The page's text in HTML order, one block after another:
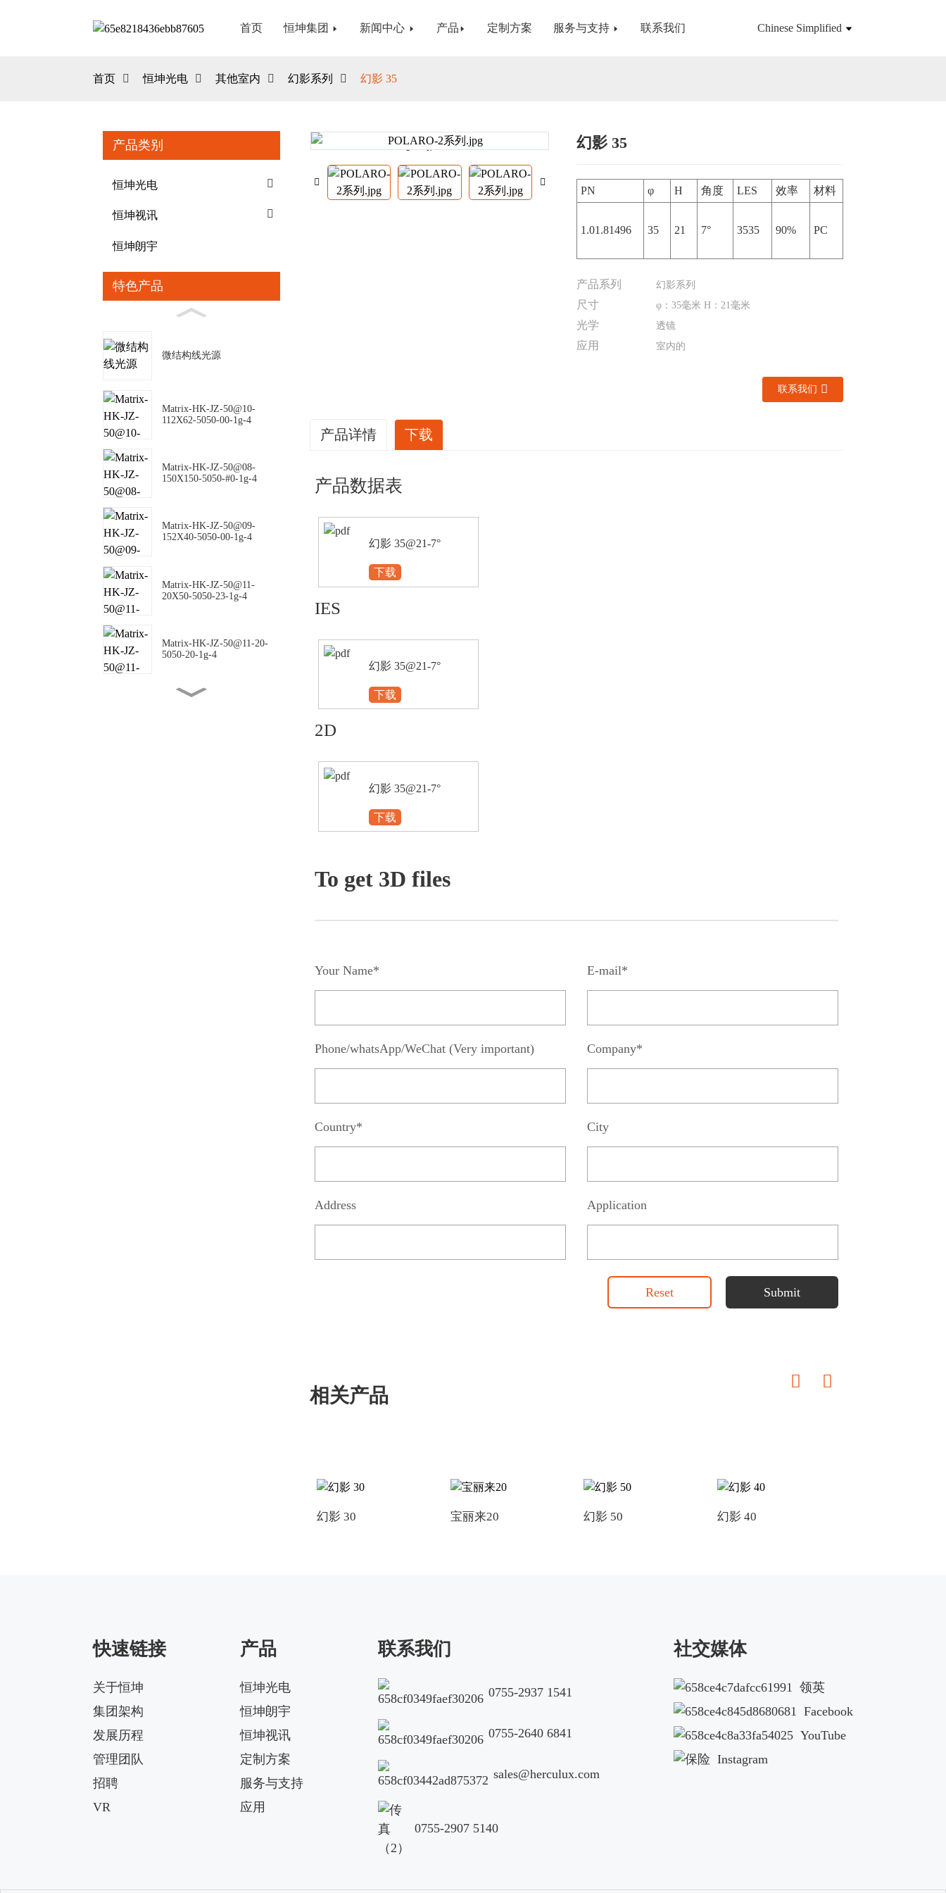
首页 恒坤集团 新闻中心 产品 定制方案 服务与支持 联系我们 Chinese Simplified
首页 恒坤光电 其他室内 幻影系列 幻影 35
产品类别
恒坤光电
恒坤视讯
恒坤朗宇
特色产品
微结构线光源
Matrix-HK-JZ-50@10-
112X62-5050-00-1g-4
Matrix-HK-JZ-50@08-
150X150-5050-#0-1g-4
Matrix-HK-JZ-50@09-
152X40-5050-00-1g-4
Matrix-HK-JZ-50@11-
20X50-5050-23-1g-4
Matrix-HK-JZ-50@11-20-
5050-20-1g-4
Loading...
Loading... Loading...
Loading...
幻影 35
PN φ H 角度 LES 效率 材料
1.01.81496 35 21 7° 3535 90% PC
产品系列 幻影系列
尺寸 φ：35毫米 H：21毫米
光学 透镜
应用 室内的
联系我们
产品详情 下载
产品数据表
幻影 35@21-7°
下载
IES
幻影 35@21-7°
下载
2D
幻影 35@21-7°
下载
To get 3D files
Your Name* E-mail*
Phone/whatsApp/WeChat (Very important) Company*
Country* City
Address Application
Reset Submit
相关产品
幻影 30 宝丽来20 幻影 50 幻影 40
快速链接
关于恒坤
集团架构
发展历程
管理团队
招聘
VR
产品
恒坤光电
恒坤朗宇
恒坤视讯
定制方案
服务与支持
应用
联系我们
0755-2937 1541
0755-2640 6841
sales@herculux.com
0755-2907 5140
社交媒体
领英
Facebook
YouTube
Instagram